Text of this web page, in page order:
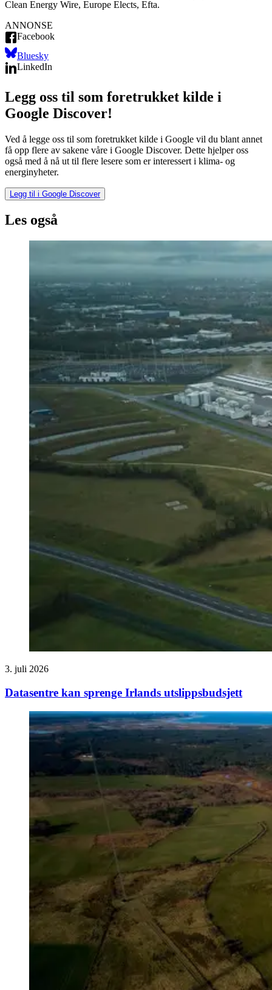
Clean Energy Wire, Europe Elects, Efta.
ANNONSE
Facebook
Bluesky
LinkedIn
Legg oss til som foretrukket kilde i
Google Discover!
Ved å legge oss til som foretrukket kilde i Google vil du blant annet
få opp flere av sakene våre i Google Discover. Dette hjelper oss
også med å nå ut til flere lesere som er interessert i klima- og
energinyheter.
Legg til i Google Discover
Les også
3. juli 2026
Datasentre kan sprenge Irlands utslipps­budsjett